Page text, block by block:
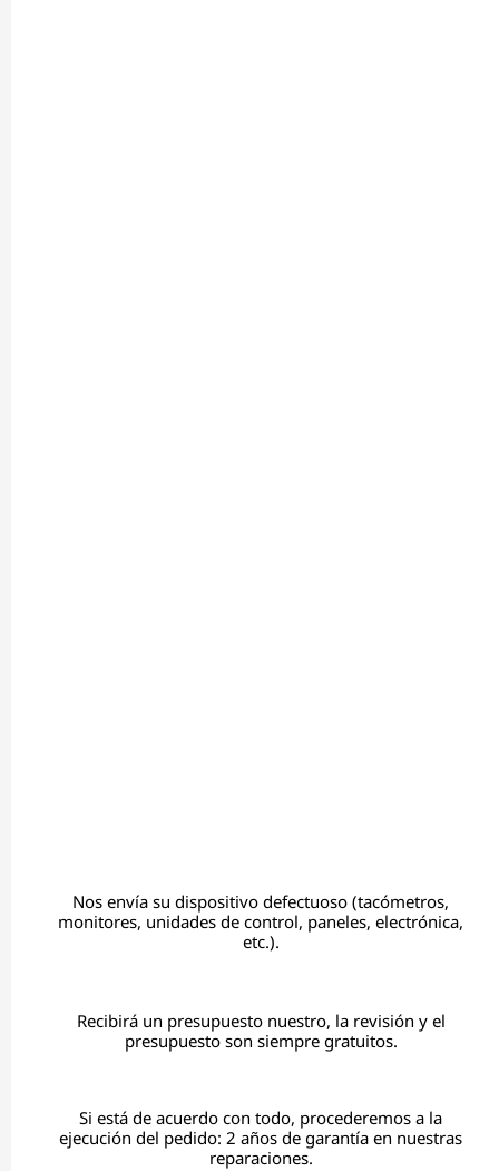
Nos envía su dispositivo defectuoso (tacómetros,
monitores, unidades de control, paneles, electrónica,
etc.).
Recibirá un presupuesto nuestro, la revisión y el
presupuesto son siempre gratuitos.
Si está de acuerdo con todo, procederemos a la
ejecución del pedido: 2 años de garantía en nuestras
reparaciones.